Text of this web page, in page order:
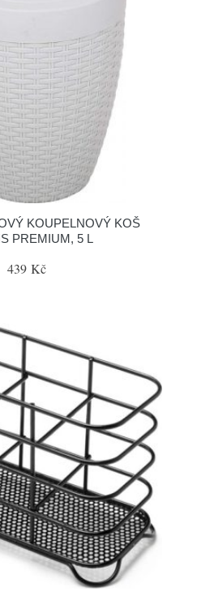
KOUPELNOVÝ KOŠ
PREMIUM, 5 L
439 Kč